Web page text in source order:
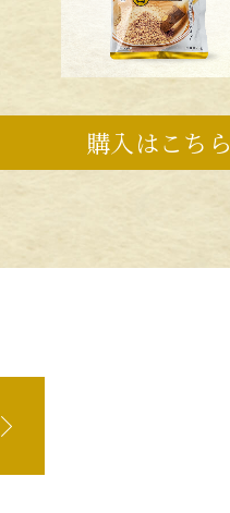
購入はこちら